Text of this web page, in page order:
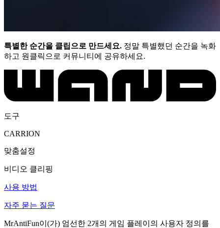
특별한 순간을 클립으로 만드세요. 정말 특별했던 순간을 녹화
하고 원클릭으로 커뮤니티에 공유하세요.
도구
CARRION
맞춤설정
비디오 클리핑
사용 방법
자주 묻는 질문
MrAntiFun이(가) 엄선한 2개의 게임 플레이의 사용자 정의를